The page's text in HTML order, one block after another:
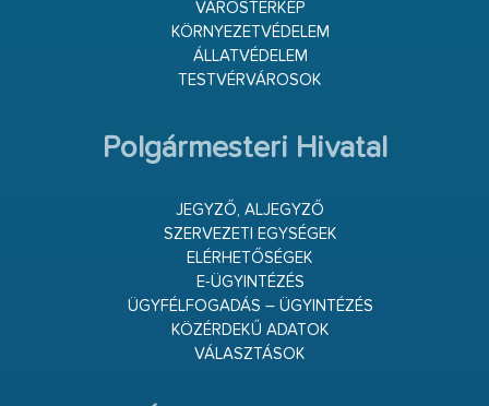
VÁROSTÉRKÉP
KÖRNYEZETVÉDELEM
ÁLLATVÉDELEM
TESTVÉRVÁROSOK
Polgármesteri Hivatal
JEGYZŐ, ALJEGYZŐ
SZERVEZETI EGYSÉGEK
ELÉRHETŐSÉGEK
E-ÜGYINTÉZÉS
ÜGYFÉLFOGADÁS – ÜGYINTÉZÉS
KÖZÉRDEKŰ ADATOK
VÁLASZTÁSOK